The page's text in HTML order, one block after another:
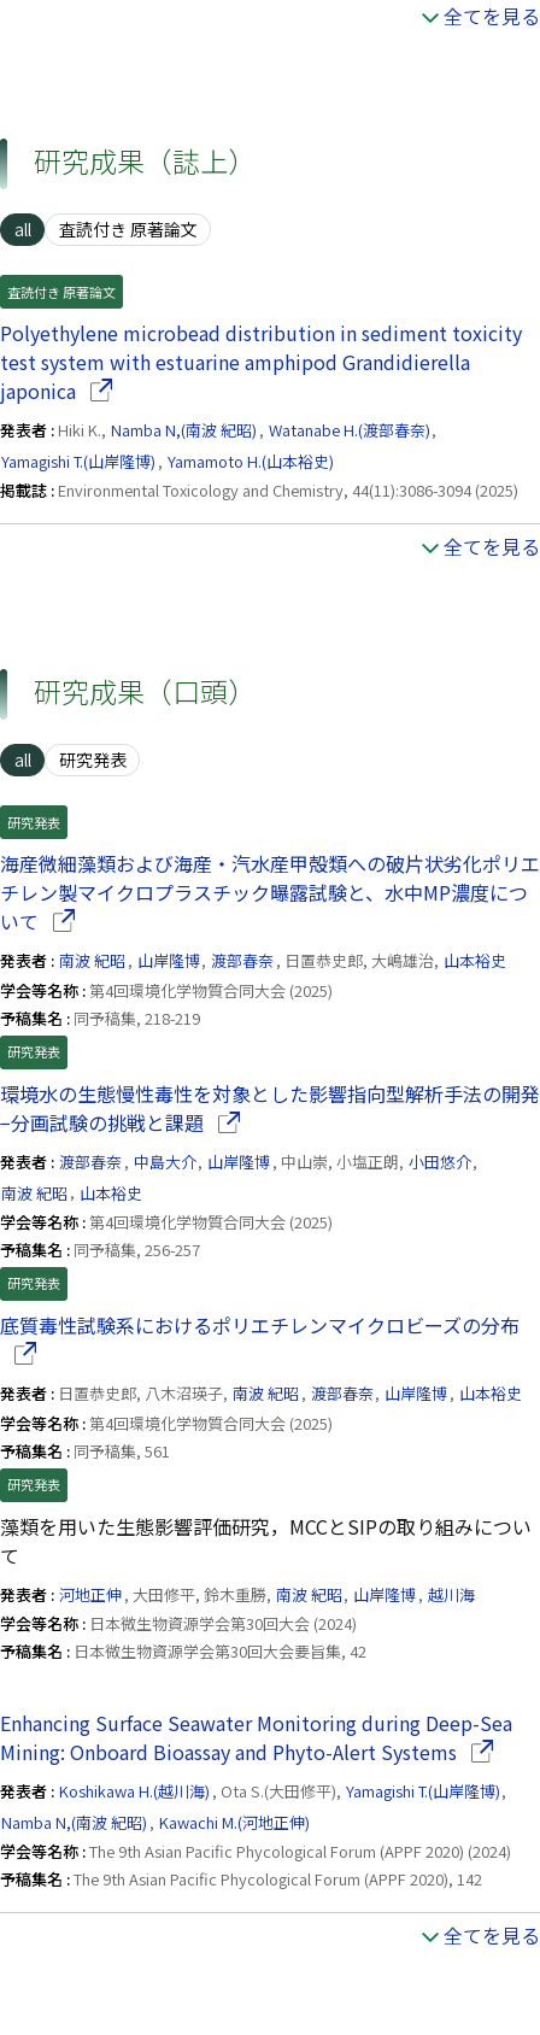
全てを見る
研究成果（誌上）
all 査読付き 原著論文
査読付き 原著論文
Polyethylene microbead distribution in sediment toxicity
test system with estuarine amphipod Grandidierella
japonica（別ウインドウで開きます）
発表者 : Hiki K., Namba N,(南波 紀昭) , Watanabe H.(渡部春奈),
Yamagishi T.(山岸隆博) , Yamamoto H.(山本裕史)
掲載誌 : Environmental Toxicology and Chemistry, 44(11):3086-3094 (2025)
全てを見る
研究成果（口頭）
all 研究発表
研究発表
海産微細藻類および海産・汽水産甲殻類への破片状劣化ポリエ
チレン製マイクロプラスチック曝露試験と、水中MP濃度につ
いて （別ウインドウで開きます）
発表者 : 南波 紀昭 , 山岸隆博, 渡部春奈, 日置恭史郎, 大嶋雄治, 山本裕史
学会等名称 :第4回環境化学物質合同大会 (2025)
予稿集名 : 同予稿集, 218-219
研究発表
環境水の生態慢性毒性を対象とした影響指向型解析手法の開発
−分画試験の挑戦と課題（別ウインドウで開きます）
発表者 : 渡部春奈, 中島大介, 山岸隆博, 中山崇, 小塩正朗, 小田悠介,
南波 紀昭 , 山本裕史
学会等名称 :第4回環境化学物質合同大会 (2025)
予稿集名 : 同予稿集, 256-257
研究発表
底質毒性試験系におけるポリエチレンマイクロビーズの分布
発表者 : 日置恭史郎, 八木沼瑛子, 南波 紀昭 , 渡部春奈, 山岸隆博, 山本裕史
学会等名称 :第4回環境化学物質合同大会 (2025)
予稿集名 : 同予稿集, 561
研究発表
藻類を用いた生態影響評価研究，MCCとSIPの取り組みについ
て
発表者 : 河地正伸, 大田修平, 鈴木重勝, 南波 紀昭, 山岸隆博, 越川海
学会等名称 : 日本微生物資源学会第30回大会 (2024)
予稿集名 : 日本微生物資源学会第30回大会要旨集, 42
Enhancing Surface Seawater Monitoring during Deep-Sea
Mining: Onboard Bioassay and Phyto-Alert Systems（別ウイ
発表者 : Koshikawa H.(越川海) , Ota S.(大田修平), Yamagishi T.(山岸隆博),
Namba N,(南波 紀昭) , Kawachi M.(河地正伸)
学会等名称 :The 9th Asian Pacific Phycological Forum (APPF 2020) (2024)
予稿集名 :The 9th Asian Pacific Phycological Forum (APPF 2020), 142
全てを見る